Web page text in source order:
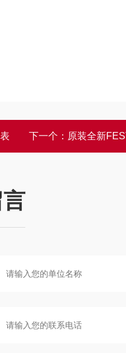
下一个： 原装全新